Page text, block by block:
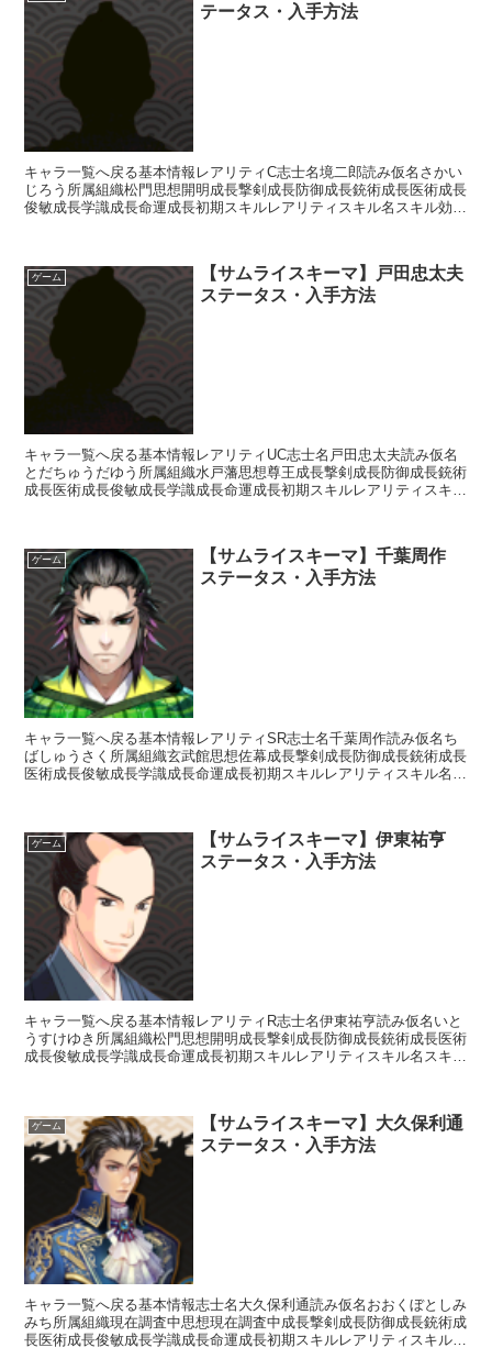
テータス・入手方法
キャラ一覧へ戻る基本情報レアリティC志士名境二郎読み仮名さかい
じろう所属組織松門思想開明成長撃剣成長防御成長銃術成長医術成長
俊敏成長学識成長命運成長初期スキルレアリティスキル名スキル効果
ゲーム
【サムライスキーマ】戸田忠太夫
ステータス・入手方法
キャラ一覧へ戻る基本情報レアリティUC志士名戸田忠太夫読み仮名
とだちゅうだゆう所属組織水戸藩思想尊王成長撃剣成長防御成長銃術
成長医術成長俊敏成長学識成長命運成長初期スキルレアリティスキル
ゲーム
【サムライスキーマ】千葉周作
ステータス・入手方法
キャラ一覧へ戻る基本情報レアリティSR志士名千葉周作読み仮名ち
ばしゅうさく所属組織玄武館思想佐幕成長撃剣成長防御成長銃術成長
医術成長俊敏成長学識成長命運成長初期スキルレアリティスキル名ス
ゲーム
【サムライスキーマ】伊東祐亨
ステータス・入手方法
キャラ一覧へ戻る基本情報レアリティR志士名伊東祐亨読み仮名いと
うすけゆき所属組織松門思想開明成長撃剣成長防御成長銃術成長医術
成長俊敏成長学識成長命運成長初期スキルレアリティスキル名スキル
ゲーム
【サムライスキーマ】大久保利通
ステータス・入手方法
キャラ一覧へ戻る基本情報志士名大久保利通読み仮名おおくぼとしみ
みち所属組織現在調査中思想現在調査中成長撃剣成長防御成長銃術成
長医術成長俊敏成長学識成長命運成長初期スキルレアリティスキル名